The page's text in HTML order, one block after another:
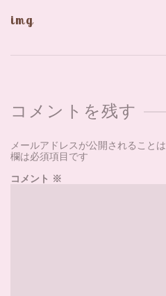
img
コメントを残す
メールアドレスが公開されること
欄は必須項目です
コメント ※